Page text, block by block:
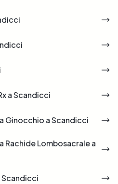
a Scandicci
Ginocchio a Scandicci
Rachide Lombosacrale a